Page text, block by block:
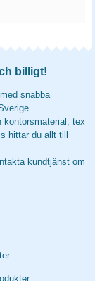
billigt!
snabba
kontorsmaterial, tex
hittar du allt till
kundtjänst om